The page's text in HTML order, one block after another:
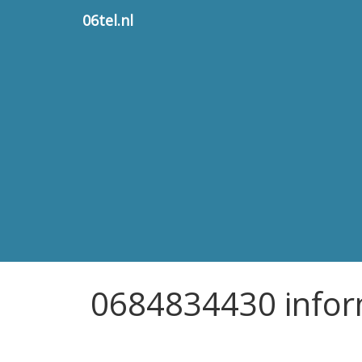
06tel.nl
0684834430